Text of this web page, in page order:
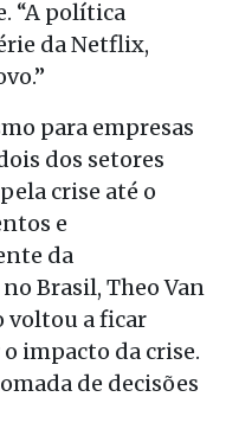
“A política
da Netflix,
para empresas
dos setores
crise até o
e
da
Brasil, Theo Van
voltou a ficar
impacto da crise.
de decisões